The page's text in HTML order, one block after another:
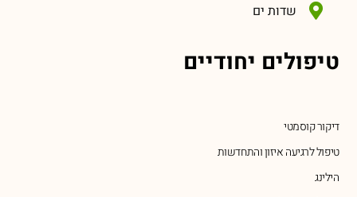
שדות ים
טיפולים יחודיים
דיקור קוסמטי
טיפול לרגיעה איזון והתחדשות
הילינג